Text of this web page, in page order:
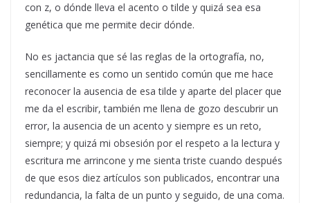
con z, o dónde lleva el acento o tilde y quizá sea esa
genética que me permite decir dónde.
No es jactancia que sé las reglas de la ortografía, no,
sencillamente es como un sentido común que me hace
reconocer la ausencia de esa tilde y aparte del placer que
me da el escribir, también me llena de gozo descubrir un
error, la ausencia de un acento y siempre es un reto,
siempre; y quizá mi obsesión por el respeto a la lectura y
escritura me arrincone y me sienta triste cuando después
de que esos diez artículos son publicados, encontrar una
redundancia, la falta de un punto y seguido, de una coma.